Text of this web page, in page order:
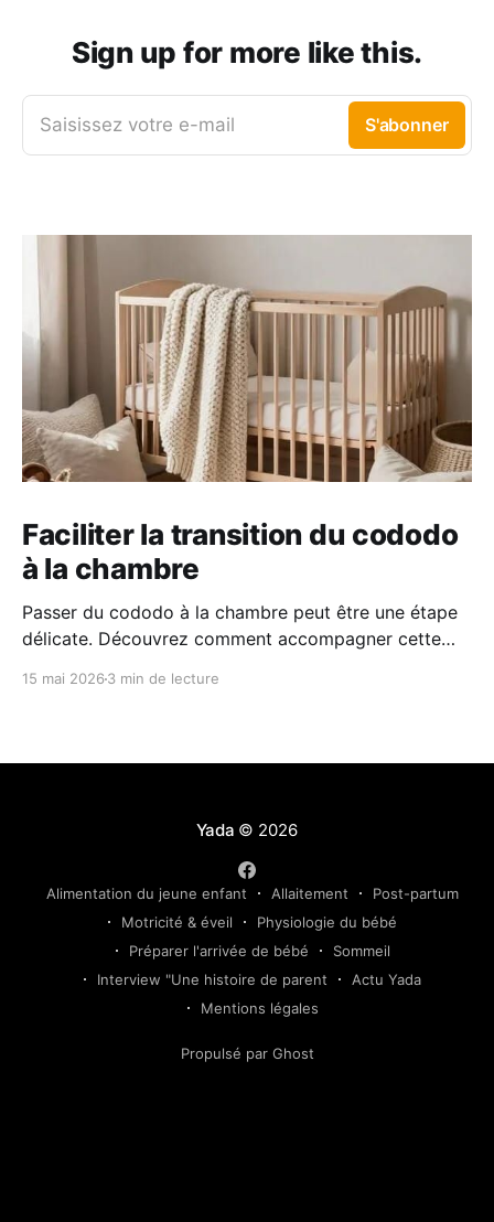
Sign up for more like this.
Saisissez votre e-mail S'abonner
Faciliter la transition du cododo
à la chambre
Passer du cododo à la chambre peut être une étape
délicate. Découvrez comment accompagner cette
15 mai 2026 3 min de lecture
Yada © 2026
Alimentation du jeune enfant Allaitement
Post-partum
Motricité & éveil
Physiologie du bébé
Préparer l'arrivée de bébé
Sommeil
Interview "Une histoire de parent
Actu Yada
Mentions légales
Propulsé par Ghost